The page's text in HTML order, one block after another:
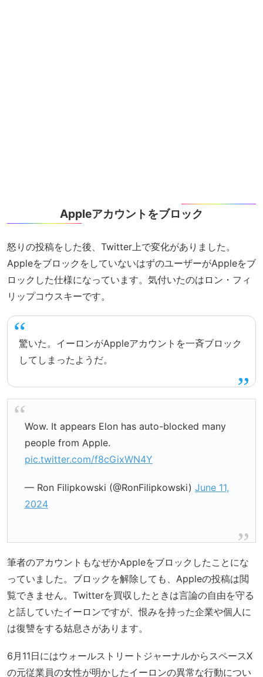
Appleアカウントをブロック
怒りの投稿をした後、Twitter上で変化がありました。
AppleをブロックをしていないはずのユーザーがAppleをブ
ロックした仕様になっています。気付いたのはロン・フィ
リップコウスキーです。
驚いた。イーロンがAppleアカウントを一斉ブロック
してしまったようだ。
Wow. It appears Elon has auto-blocked many
people from Apple.
pic.twitter.com/f8cGixWN4Y
— Ron Filipkowski (@RonFilipkowski) June 11,
2024
筆者のアカウントもなぜかAppleをブロックしたことにな
っていました。ブロックを解除しても、Appleの投稿は閲
覧できません。Twitterを買収したときは言論の自由を守る
と話していたイーロンですが、恨みを持った企業や個人に
は復讐をする姑息さがあります。
6月11日にはウォールストリートジャーナルからスペースX
の元従業員の女性が明かしたイーロンの異常な行動につい